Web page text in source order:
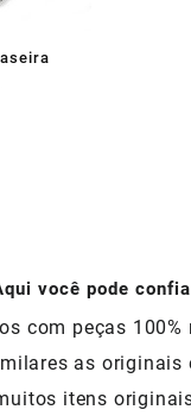
você pode
com peças 100%
as originais
itens